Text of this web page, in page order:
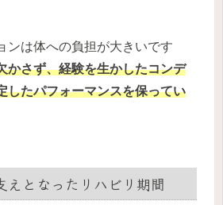
ンは体への負担が大きいです
かさず、経験を生かしたコンデ
したパフォーマンスを保ってい
えとなったリハビリ期間